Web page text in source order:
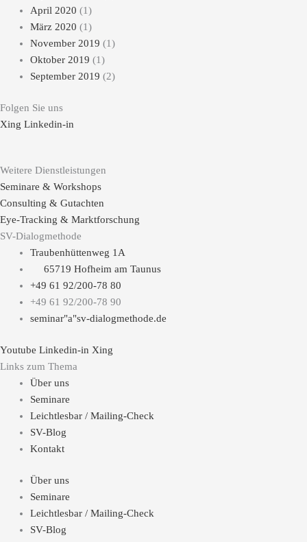
April 2020 (1)
März 2020 (1)
November 2019 (1)
Oktober 2019 (1)
September 2019 (2)
Folgen Sie uns
Xing Linkedin-in
Weitere Dienstleistungen
Seminare & Workshops
Consulting & Gutachten
Eye-Tracking & Marktforschung
SV-Dialogmethode
Traubenhüttenweg 1A
65719 Hofheim am Taunus
+49 61 92/200-78 80
+49 61 92/200-78 90
seminar"a"sv-dialogmethode.de
Youtube Linkedin-in Xing
Links zum Thema
Über uns
Seminare
Leichtlesbar / Mailing-Check
SV-Blog
Kontakt
Über uns
Seminare
Leichtlesbar / Mailing-Check
SV-Blog